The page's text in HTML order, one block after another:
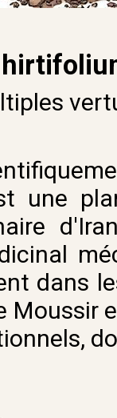
une
dans
Moussir